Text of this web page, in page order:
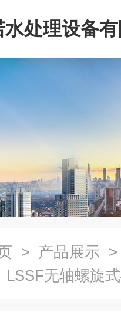
处理设备
> 产品展示
LSSF无轴螺旋